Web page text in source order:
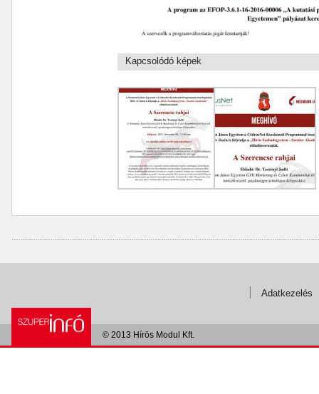
Kapcsolódó képek
Adatkezelés
© 2013 Hírös Modul Kft.